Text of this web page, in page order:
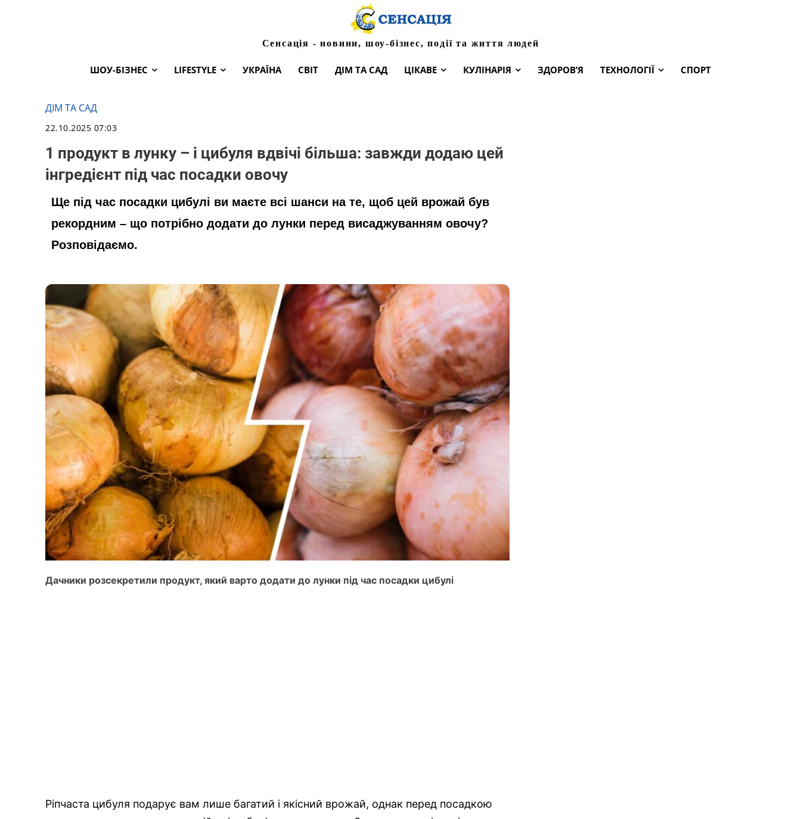
Сенсація - новини, шоу-бізнес, події та життя людей
ШОУ-БІЗНЕС LIFESTYLE УКРАЇНА СВІТ ДІМ ТА САД ЦІКАВЕ КУЛІНАРІЯ ЗДОРОВ’Я ТЕХНОЛОГІЇ СПОРТ
ДІМ ТА САД
22.10.2025 07:03
1 продукт в лунку – і цибуля вдвічі більша: завжди додаю цей
інгредієнт під час посадки овочу
Ще під час посадки цибулі ви маєте всі шанси на те, щоб цей врожай був
рекордним – що потрібно додати до лунки перед висаджуванням овочу?
Розповідаємо.
Дачники розсекретили продукт, який варто додати до лунки під час посадки цибулі
Ріпчаста цибуля подарує вам лише багатий і якісний врожай, однак перед посадкою